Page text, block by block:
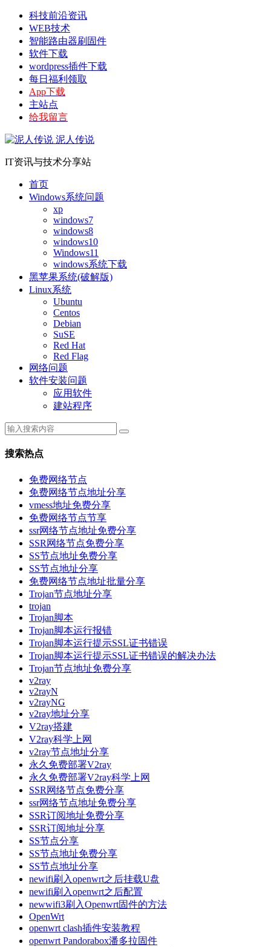
科技前沿资讯
WEB技术
智能路由器刷固件
软件下载
wordpress插件下载
每日福利领取
App下载
主站点
给我留言
泥人传说
IT资讯与技术分享站
首页
Windows系统问题
xp
windows7
windows8
windows10
Windows11
windows系统下载
黑苹果系统(破解版)
Linux系统
Ubuntu
Centos
Debian
SuSE
Red Hat
Red Flag
网络问题
软件安装问题
应用软件
建站程序
搜索热点
免费网络节点
免费网络节点地址分享
vmess地址免费分享
免费网络节点节享
ssr网络节点地址免费分享
SSR网络节点免费分享
SS节点地址免费分享
SS节点地址分享
免费网络节点地址批量分享
Trojan节点地址分享
trojan
Trojan脚本
Trojan脚本运行报错
Trojan脚本运行提示SSL证书错误
Trojan脚本运行提示SSL证书错误的解决办法
Trojan节点地址免费分享
v2ray
v2rayN
v2rayNG
v2ray地址分享
V2ray搭建
V2ray科学上网
v2ray节点地址分享
永久免费部署V2ray
永久免费部署V2ray科学上网
SSR网络节点免费分享
ssr网络节点地址免费分享
SSR订阅地址免费分享
SSR订阅地址分享
SS节点分享
SS节点地址免费分享
SS节点地址分享
newifi刷入openwrt之后挂载U盘
newifi刷入openwrt之后配置
newwifi3刷入Openwrt固件的方法
OpenWrt
openwrt clash插件安装教程
openwrt Pandorabox潘多拉固件